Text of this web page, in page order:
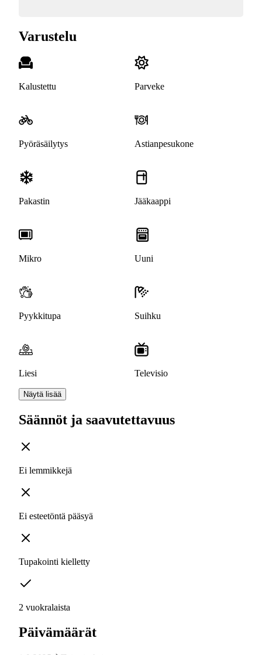
Varustelu
Kalustettu Parveke
Pyöräsäilytys Astianpesukone
Pakastin Jääkaappi
Mikro Uuni
Pyykkitupa Suihku
Liesi Televisio
Näytä lisää
Säännöt ja saavutettavuus
Ei lemmikkejä
Ei esteetöntä pääsyä
Tupakointi kielletty
2 vuokralaista
Päivämäärät